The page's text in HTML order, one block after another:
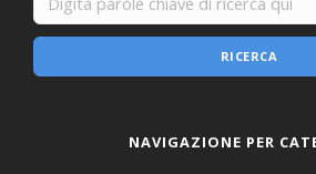
RICERCA
NAVIGAZIONE PER